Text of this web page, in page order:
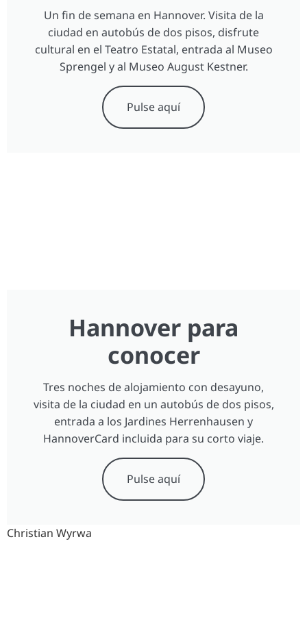
Un fin de semana en Hannover. Visita de la
ciudad en autobús de dos pisos, disfrute
cultural en el Teatro Estatal, entrada al Museo
Sprengel y al Museo August Kestner.
Pulse aquí
Hannover para
conocer
Tres noches de alojamiento con desayuno,
visita de la ciudad en un autobús de dos pisos,
entrada a los Jardines Herrenhausen y
HannoverCard incluida para su corto viaje.
Pulse aquí
Christian Wyrwa